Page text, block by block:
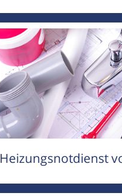
Heizungsnotdienst